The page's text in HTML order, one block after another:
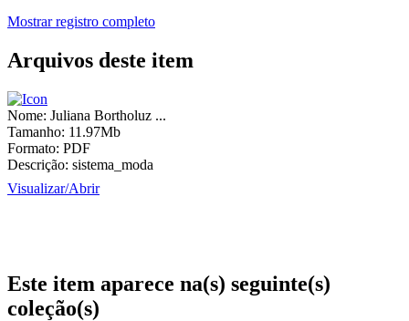
Mostrar registro completo
Arquivos deste item
Nome: Juliana Bortholuz ...
Tamanho: 11.97Mb
Formato: PDF
Descrição: sistema_moda
Visualizar/Abrir
Este item aparece na(s) seguinte(s)
coleção(s)